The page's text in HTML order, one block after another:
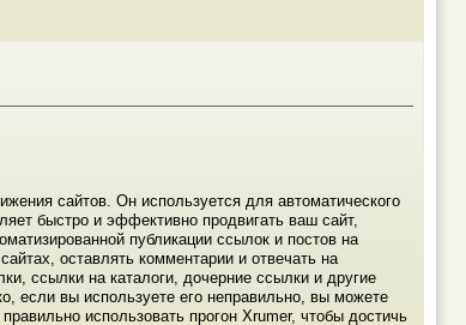
сайтов. Он используется для автоматического
быстро и эффективно продвигать ваш сайт,
публикации ссылок и постов на
оставлять комментарии и отвечать на
ссылки на каталоги, дочерние ссылки и другие
если вы используете его неправильно, вы можете
использовать прогон Xrumer, чтобы достичь